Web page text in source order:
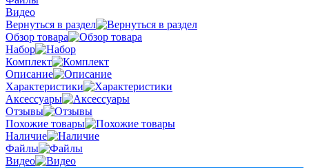
Видео
Вернуться в раздел
Обзор товара
Набор
Комплект
Описание
Характеристики
Аксессуары
Отзывы
Похожие товары
Наличие
Файлы
Видео